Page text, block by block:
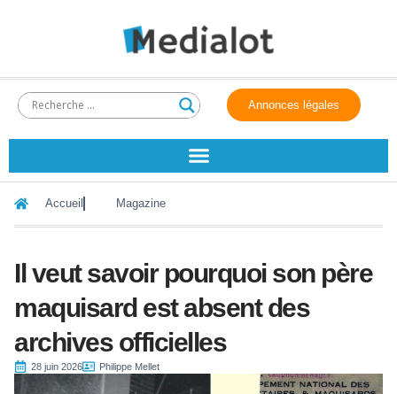
Annonces légales
Accueil Magazine
Il veut savoir pourquoi son père
maquisard est absent des
archives officielles
28 juin 2026 Philippe Mellet